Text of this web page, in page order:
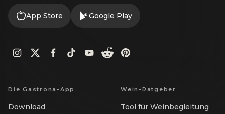
App Store Google Play
Die Gastrona-App
Download
Wein-Ratgeber
Tool für Weinbegleitung